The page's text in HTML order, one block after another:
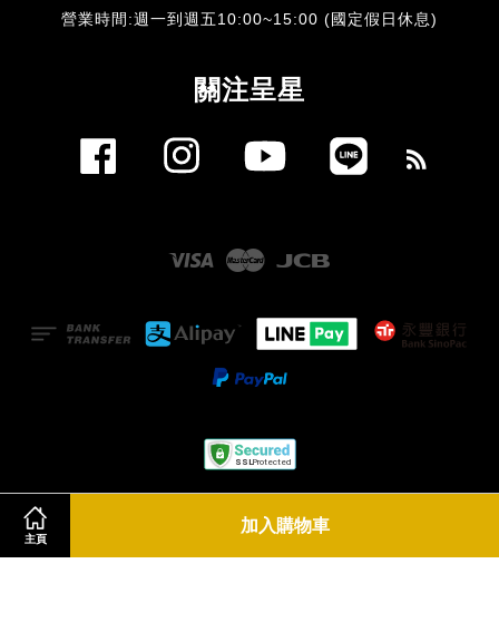
主頁
加入購物車
​營業時間:週一到週五10:00~15:00 (國定假日休息)
關注呈星
Facebook Instagram YouTube
Visa Master